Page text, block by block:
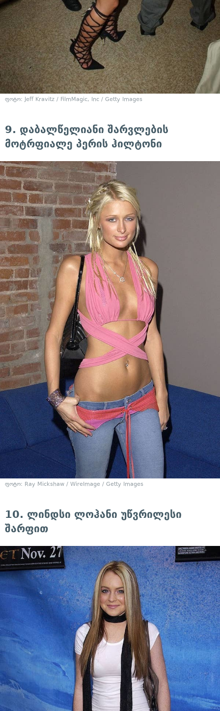
ფოტო: Jeff Kravitz / FilmMagic, Inc / Getty Images
9. დაბალწელიანი შარვლების
მოტრფიალე პერის ჰილტონი
ფოტო: Ray Mickshaw / WireImage / Getty Images
10. ლინდსი ლოჰანი უწვრილესი
შარფით